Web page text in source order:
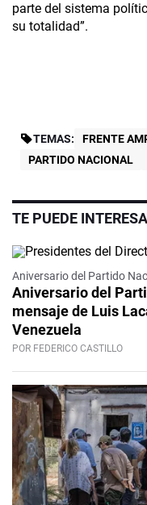
parte del sistema
su totalidad”.
TEMAS: FRENTE
PARTIDO NACIONAL
TE PUEDE
Aniversario del Partido
Aniversario del
mensaje de Luis
Venezuela
POR FEDERICO CASTILLO